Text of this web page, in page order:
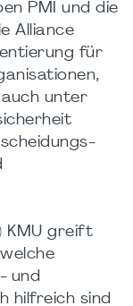
PMI und die
Alliance
für
auch unter
KMU greift
und
hilfreich sind